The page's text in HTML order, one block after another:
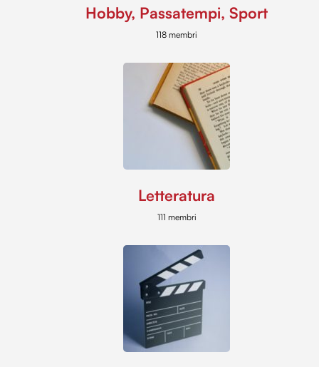
Hobby, Passatempi, Sport
118 membri
Letteratura
111 membri